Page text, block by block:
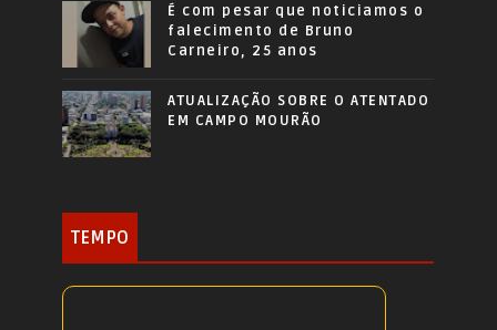
É com pesar que noticiamos o
falecimento de Bruno
Carneiro, 25 anos
ATUALIZAÇÃO SOBRE O ATENTADO
EM CAMPO MOURÃO
TEMPO